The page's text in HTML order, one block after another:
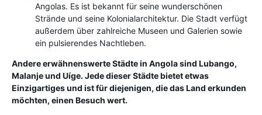
Angolas. Es ist bekannt für seine wunderschönen
Strände und seine Kolonialarchitektur. Die Stadt verfügt
außerdem über zahlreiche Museen und Galerien sowie
ein pulsierendes Nachtleben.
Andere erwähnenswerte Städte in Angola sind Lubango,
Malanje und Uíge. Jede dieser Städte bietet etwas
Einzigartiges und ist für diejenigen, die das Land erkunden
möchten, einen Besuch wert.